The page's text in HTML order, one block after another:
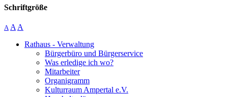
Schriftgröße
A A A
Rathaus - Verwaltung
Bürgerbüro und Bürgerservice
Was erledige ich wo?
Mitarbeiter
Organigramm
Kulturraum Ampertal e.V.